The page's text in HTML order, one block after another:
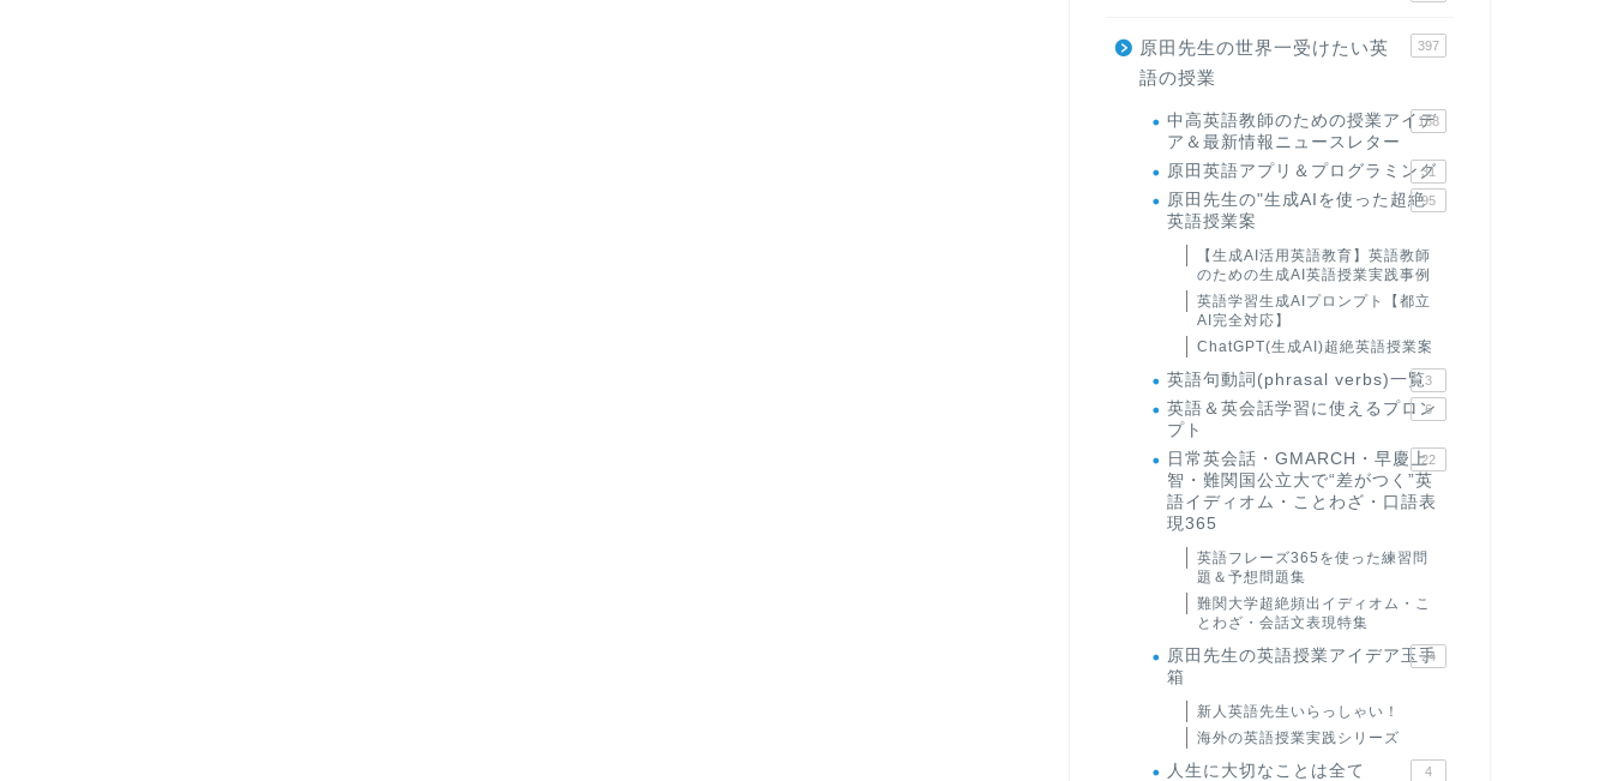
原田先生の世界一受けたい英
語の授業
397
中高英語教師のための授業アイデ
ア＆最新情報ニュースレター
168
原田英語アプリ＆プログラミング
31
原田先生の"生成AIを使った超絶
英語授業案
95
【生成AI活用英語教育】英語教師
のための生成AI英語授業実践事例
英語学習生成AIプロンプト【都立
AI完全対応】
ChatGPT(生成AI)超絶英語授業案
英語句動詞(phrasal verbs)一覧3
英語＆英会話学習に使えるプロン
プト
6
日常英会話・GMARCH・早慶上
智・難関国公立大で“差がつく”英
語イディオム・ことわざ・口語表
現365
22
英語フレーズ365を使った練習問
題＆予想問題集
難関大学超絶頻出イディオム・こ
とわざ・会話文表現特集
原田先生の英語授業アイデア玉手
箱
24
新人英語先生いらっしゃい！
海外の英語授業実践シリーズ
人生に大切なことは全て
4